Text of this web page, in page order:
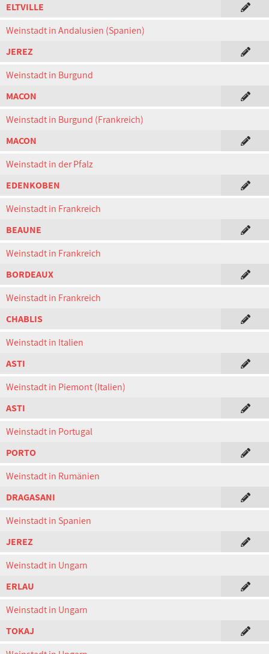
ELTVILLE
Weinstadt in Andalusien (Spanien)
JEREZ
Weinstadt in Burgund
MACON
Weinstadt in Burgund (Frankreich)
MACON
Weinstadt in der Pfalz
EDENKOBEN
Weinstadt in Frankreich
BEAUNE
Weinstadt in Frankreich
BORDEAUX
Weinstadt in Frankreich
CHABLIS
Weinstadt in Italien
ASTI
Weinstadt in Piemont (Italien)
ASTI
Weinstadt in Portugal
PORTO
Weinstadt in Rumänien
DRAGASANI
Weinstadt in Spanien
JEREZ
Weinstadt in Ungarn
ERLAU
Weinstadt in Ungarn
TOKAJ